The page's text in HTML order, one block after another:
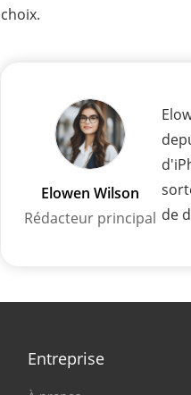
choix.
Elowen Wilson
Rédacteur principal de
Entreprise